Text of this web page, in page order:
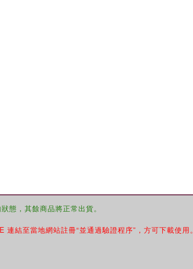
態，其餘商品將正常出貨。
結至當地網站註冊“並通過驗證程序”，方可下載使用。